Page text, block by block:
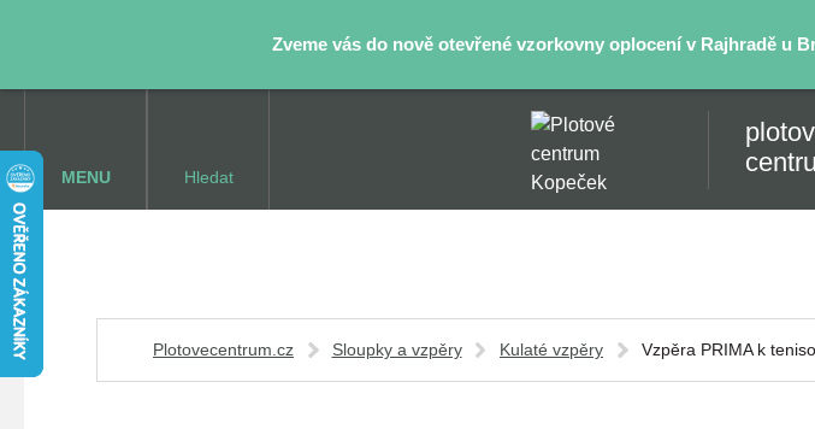
Zveme vás do nově otevřené vzorkovny oplocení v Rajhradě u
MENU Hledat
Plotovecentrum.cz Sloupky a vzpěry Kulaté vzpěry Vzpěra PRIMA k